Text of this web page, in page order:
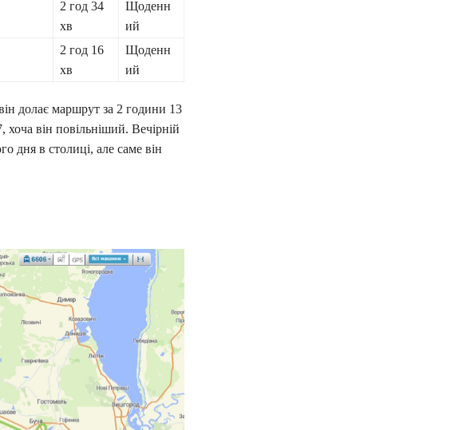
2 год 34
хв
Щоденн
ий
2 год 16
хв
Щоденн
ий
долає маршрут за 2 години 13
він повільніший. Вечірній
дня в столиці, але саме він